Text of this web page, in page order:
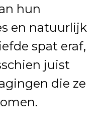
hun
en natuurlijk
spat eraf,
juist
die ze